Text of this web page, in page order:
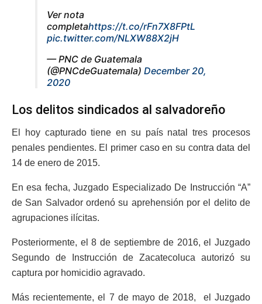
Ver nota
completahttps://t.co/rFn7X8FPtL
pic.twitter.com/NLXW88X2jH
— PNC de Guatemala
(@PNCdeGuatemala) December 20,
2020
Los delitos sindicados al salvadoreño
El hoy capturado tiene en su país natal tres procesos
penales pendientes. El primer caso en su contra data del
14 de enero de 2015.
En esa fecha, Juzgado Especializado De Instrucción “A”
de San Salvador ordenó su aprehensión porel delito de
agrupaciones ilícitas.
Posteriormente, el8 de septiembre de 2016,el Juzgado
Segundo de Instrucción de Zacatecoluca autorizó su
captura por homicidio agravado.
Más recientemente, el 7 de mayo de 2018, elJuzgado